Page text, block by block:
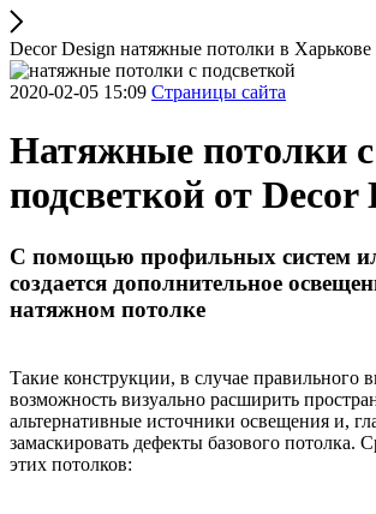
Decor Design натяжные потолки в
2020-02-05 15:09 Страницы сайта
Натяжные потолки с
подсветкой от Decor
С помощью профильных систем
создается дополнительное
натяжном потолке
Такие конструкции, в случае правильного
возможность визуально расширить
альтернативные источники освещения и,
замаскировать дефекты базового потолка.
этих потолков: